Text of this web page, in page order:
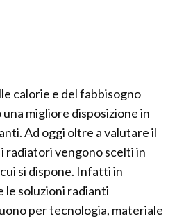
calorie e del fabbisogno
migliore disposizione in
Ad oggi oltre a valutare il
radiatori vengono scelti in
si dispone. Infatti in
le soluzioni radianti
per tecnologia, materiale